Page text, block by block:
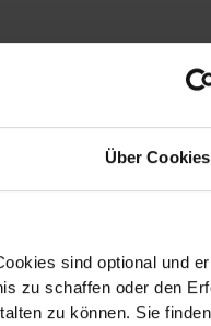
Über Cookies
sind optional und
zu schaffen oder den
zu können. Sie